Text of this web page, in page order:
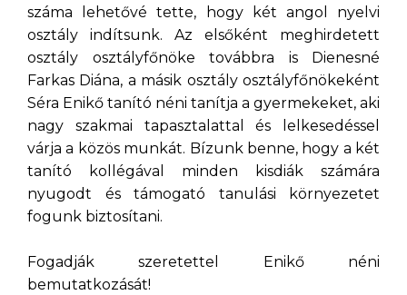
száma lehetővé tette, hogy két angol nyelvi
osztály indítsunk. Az elsőként meghirdetett
osztály osztályfőnöke továbbra is Dienesné
Farkas Diána, a másik osztály osztályfőnökeként
Séra Enikő tanító néni tanítja a gyermekeket, aki
nagy szakmai tapasztalattal és lelkesedéssel
várja a közös munkát. Bízunk benne, hogy a két
tanító kollégával minden kisdiák számára
nyugodt és támogató tanulási környezetet
fogunk biztosítani.
Fogadják szeretettel Enikő néni
bemutatkozását!